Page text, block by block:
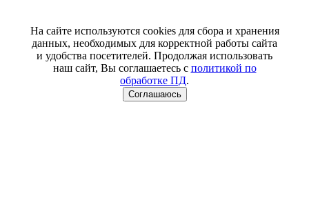
На сайте используются cookies для сбора и хранения
данных, необходимых для корректной работы сайта
и удобства посетителей. Продолжая использовать
наш сайт, Вы соглашаетесь с политикой по
обработке ПД.
Соглашаюсь